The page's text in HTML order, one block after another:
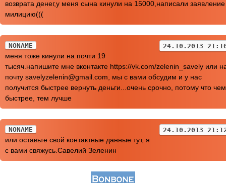
возврата денег,у меня сына кинули на 15000,написали заявление
милицию(((
NONAME 24.10.2013
меня тоже кинули на почти 19
тысяч.напишите мне вконтакте https://vk.com/zelenin_savely или
почту savelyzelenin@gmail.com, мы с вами обсудим и у нас
получится быстрее вернуть деньги...очень срочно, потому что чем
быстрее, тем лучше
NONAME 24.10.2013
или оставьте свой контактные данные тут, я
с вами свяжусь.Савелий Зеленин